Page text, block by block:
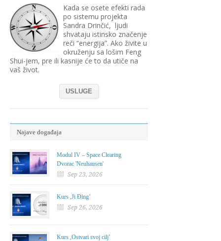
Kada se osete efekti rada
po sistemu projekta
Sandra Drinčić, ljudi
shvataju istinsko značenje
reči “energija”. Ako živite u
okruženju sa lošim Feng
Shui-jem, pre ili kasnije će to da utiče na
vaš život.
USLUGE
Najave događaja
Modul IV – Space Clearing
Dvorac 'Neuhausen'
Sep 23, 2026
Kurs ,Ji Đing’
Sep 26, 2026
Kurs ,Ostvari svoj cilj’